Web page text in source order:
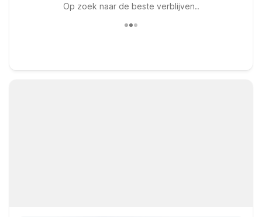
Op zoek naar de beste verblijven..